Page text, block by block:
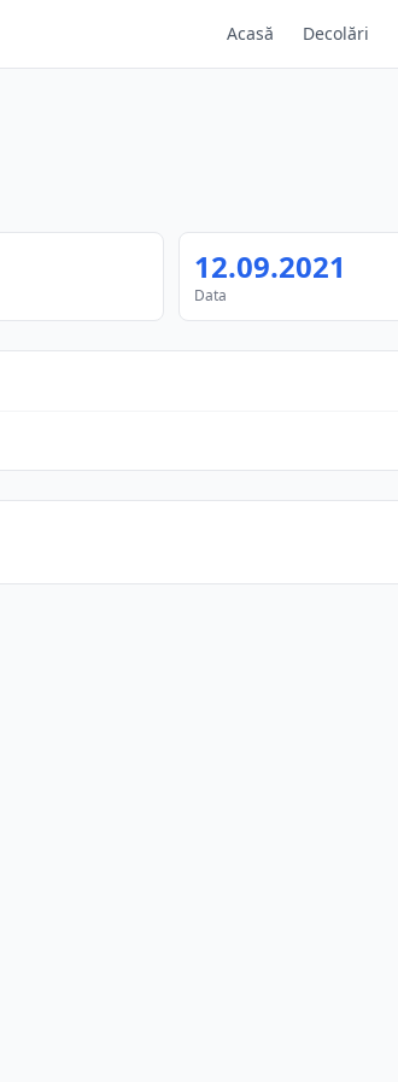
Acasă Decolări
12.09.2021
Data